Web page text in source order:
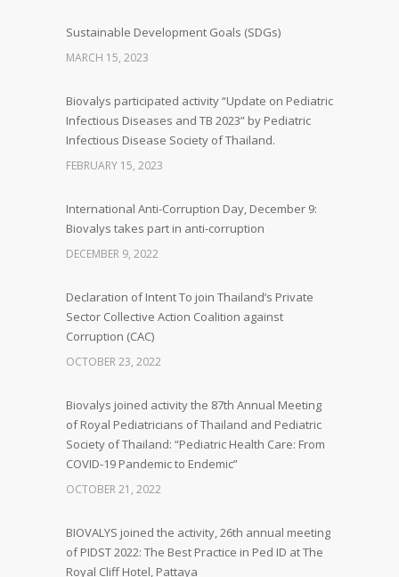
Sustainable Development Goals (SDGs)
MARCH 15, 2023
Biovalys participated activity “Update on Pediatric
Infectious Diseases and TB 2023” by Pediatric
Infectious Disease Society of Thailand.
FEBRUARY 15, 2023
International Anti-Corruption Day, December 9:
Biovalys takes part in anti-corruption
DECEMBER 9, 2022
Declaration of Intent To join Thailand’s Private
Sector Collective Action Coalition against
Corruption (CAC)
OCTOBER 23, 2022
Biovalys joined activity the 87th Annual Meeting
of Royal Pediatricians of Thailand and Pediatric
Society of Thailand: “Pediatric Health Care: From
COVID-19 Pandemic to Endemic”
OCTOBER 21, 2022
BIOVALYS joined the activity, 26th annual meeting
of PIDST 2022: The Best Practice in Ped ID at The
Royal Cliff Hotel, Pattaya